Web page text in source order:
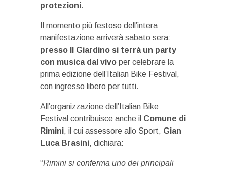
protezioni.
Il momento più festoso dell’intera
manifestazione arriverà sabato sera:
presso Il Giardino si terrà un party
con musica dal vivo per celebrare la
prima edizione dell’Italian Bike Festival,
con ingresso libero per tutti.
All’organizzazione dell’Italian Bike
Festival contribuisce anche il Comune di
Rimini, il cui assessore allo Sport, Gian
Luca Brasini, dichiara:
“Rimini si conferma uno dei principali